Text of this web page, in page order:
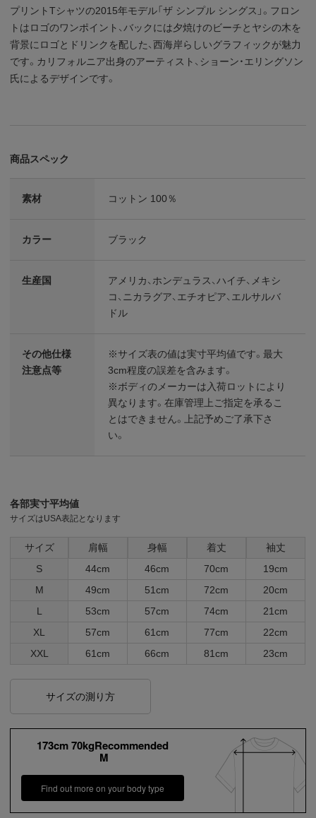
プリントTシャツの2015年モデル「ザ シンプル シングス」。フロン
トはロゴのワンポイント、バックには夕焼けのビーチとヤシの木を
背景にロゴとドリンクを配した、西海岸らしいグラフィックが魅力
です。カリフォルニア出身のアーティスト、ショーン・エリングソン
氏によるデザインです。
商品スペック
素材 コットン 100％
カラー ブラック
生産国
アメリカ、ホンデュラス、ハイチ、メキシ
コ、ニカラグア、エチオピア、エルサルバ
ドル
その他仕様
注意点等
※サイズ表の値は実寸平均値です。最大
3cm程度の誤差を含みます。
※ボディのメーカーは入荷ロットにより
異なります。在庫管理上ご指定を承るこ
とはできません。上記予めご了承下さ
い。
各部実寸平均値
サイズはUSA表記となります
サイズ 肩幅 身幅 着丈
袖丈
S
44cm 46cm 70cm
19cm
M
49cm 51cm 72cm
20cm
L
53cm 57cm 74cm
21cm
XL
57cm 61cm 77cm
22cm
XXL
61cm 66cm 81cm 23cm
サイズの測り方
173cm 70kgRecommended
M
Find out more on your body type